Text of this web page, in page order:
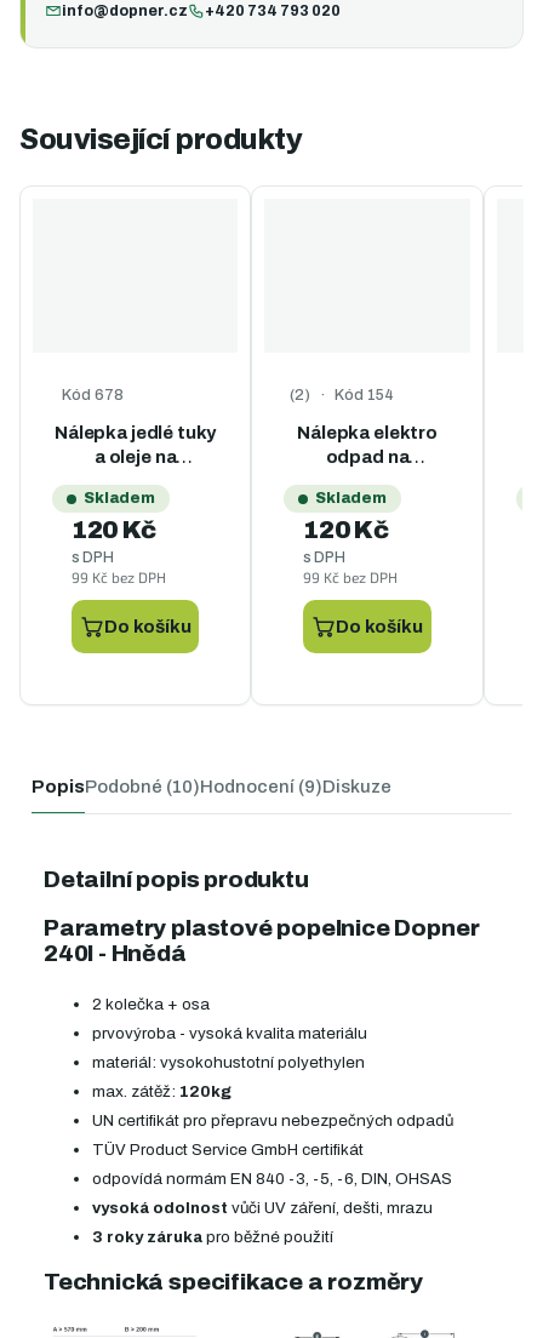
info@dopner.cz +420 734 793 020
Související produkty
Nálepka jedlé tuky
a oleje na
popelnice - A4
Skladem
Kód 678
99 Kč bez DPH
120 Kč
s DPH
Do košíku
Nálepka elektro
odpad na
popelnice - A4
Skladem
Průměrné hodnocení produktu
Kód 154
99 Kč bez DPH
120 Kč
s DPH
Do košíku
PopisPodobné (10)Hodnocení (9)Diskuze
Detailní popis produktu
Parametry plastové popelnice Dopner
240l - Hnědá
2 kolečka + osa
prvovýroba - vysoká kvalita materiálu
materiál: vysokohustotní polyethylen
max. zátěž: 120kg
UN certifikát pro přepravu nebezpečných odpadů
TÜV Product Service GmbH certifikát
odpovídá normám EN 840 -3, -5, -6, DIN, OHSAS
vysoká odolnost vůči UV záření, dešti, mrazu
3 roky záruka pro běžné použití
Technická specifikace a rozměry